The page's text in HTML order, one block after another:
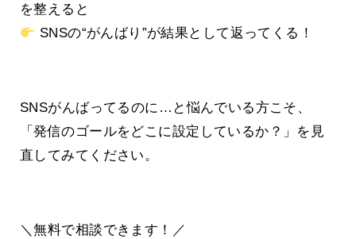
を整えると
SNSの“がんばり”が結果として返ってくる！
SNSがんばってるのに…と悩んでいる方こそ、
「発信のゴールをどこに設定しているか？」を見
直してみてください。
＼無料で相談できます！／